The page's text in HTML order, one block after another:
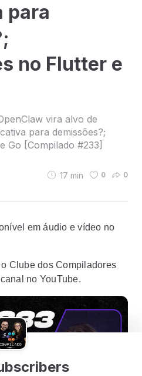
para
no Flutter e
vira alvo de
para demissões?;
Go [Compilado #233]
17 min 0 0
em áudio e vídeo no
Clube dos Compiladores
no YouTube.